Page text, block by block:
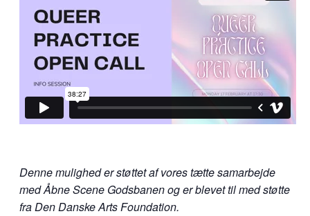
Denne mulighed er støttet af vores tætte samarbejde
med Åbne Scene Godsbanen og er blevet til med støtte
fra Den Danske Arts Foundation.